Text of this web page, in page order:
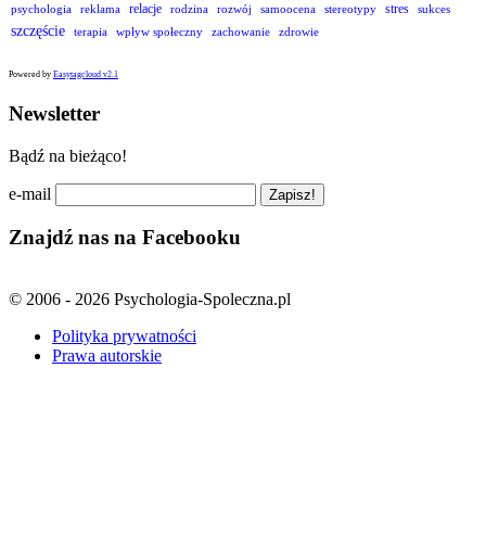
psychologia
reklama relacje rodzina rozwój samoocena stereotypy stres sukces
szczęście terapia wpływ społeczny zachowanie zdrowie
Powered by Easytagcloud v2.1
Newsletter
Bądź na bieżąco!
e-mail
Znajdź nas na Facebooku
© 2006 - 2026 Psychologia-Spoleczna.pl
Polityka prywatności
Prawa autorskie